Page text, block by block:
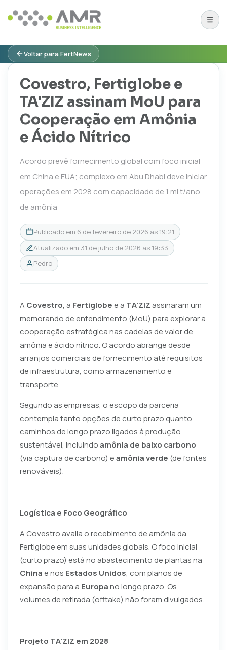
Voltar para FertNews
Covestro, Fertiglobe e
TA'ZIZ assinam MoU para
Cooperação em Amônia
e Ácido Nítrico
Acordo prevê fornecimento global com foco inicial
em China e EUA; complexo em Abu Dhabi deve iniciar
operações em 2028 com capacidade de 1 mi t/ano
de amônia
Publicado em 6 de fevereiro de 2026 às 19:21
Atualizado em 31 de julho de 2026 às 19:33
Pedro
A Covestro, a Fertiglobe e a TA'ZIZ assinaram um
memorando de entendimento (MoU) para explorar a
cooperação estratégica nas cadeias de valor de
amônia e ácido nítrico. O acordo abrange desde
arranjos comerciais de fornecimento até requisitos
de infraestrutura, como armazenamento e
transporte.
Segundo as empresas, o escopo da parceria
contempla tanto opções de curto prazo quanto
caminhos de longo prazo ligados à produção
sustentável, incluindoamônia de baixo carbono
(via captura de carbono) eamônia verde (de fontes
renováveis).
Logística e Foco Geográfico
A Covestro avalia o recebimento de amônia da
Fertiglobe em suas unidades globais. O foco inicial
(curto prazo) está no abastecimento de plantas na
China e nos Estados Unidos, com planos de
expansão para a Europano longo prazo. Os
volumes de retirada (offtake) não foram divulgados.
Projeto TA'ZIZ em 2028